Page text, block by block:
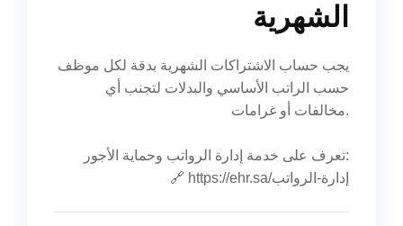
الشهرية
يجب حساب الاشتراكات الشهرية بدقة لكل موظف
حسب الراتب الأساسي والبدلات لتجنب أي
مخالفات أو غرامات.
تعرف على خدمة إدارة الرواتب وحماية الأجور:
🔗
https://ehr.sa/إدارة-الرواتب